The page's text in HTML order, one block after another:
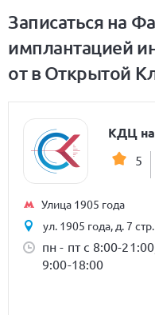
Записаться на
имплантацией
от в Открытой
КДЦ
5
Улица 1905 года
ул. 1905 года, д. 7
пн - пт с 8:00-
9:00-18:00